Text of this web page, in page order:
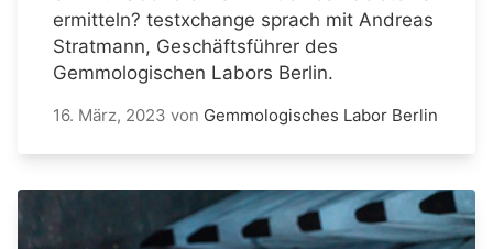
ermitteln? testxchange sprach mit Andreas
Stratmann, Geschäftsführer des
Gemmologischen Labors Berlin.
16. März, 2023 von Gemmologisches Labor Berlin